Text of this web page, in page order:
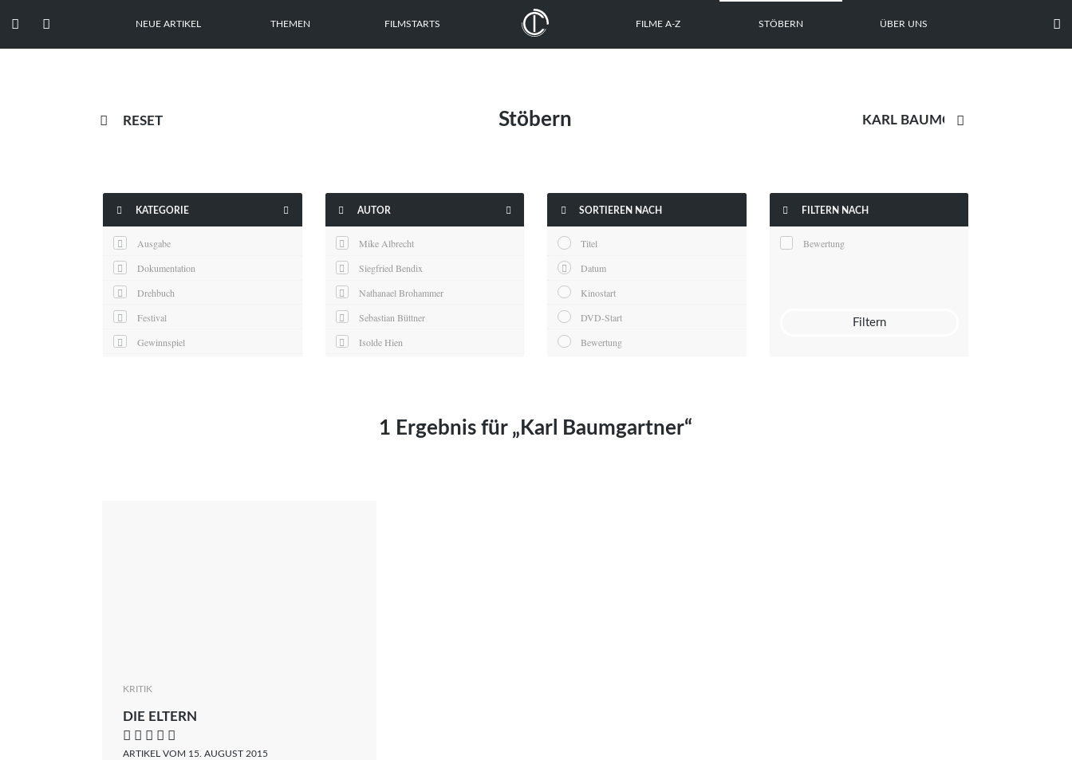
  NEUE ARTIKEL THEMEN FILMSTARTS FILME A-Z STÖBERN ÜBER UNS 
 RESET Stöbern 
 KATEGORIE 
Ausgabe
Dokumentation
Drehbuch
Festival
Gewinnspiel
 AUTOR 
Mike Albrecht
Siegfried Bendix
Nathanael Brohammer
Sebastian Büttner
Isolde Hien
Maximilian Kosing
 SORTIEREN NACH
Titel
Datum
Kinostart
DVD-Start
Bewertung
 FILTERN NACH
Bewertung
Filtern
1 Ergebnis für „Karl Baumgartner“
KRITIK
DIE ELTERN
    
ARTIKEL VOM 15. AUGUST 2015